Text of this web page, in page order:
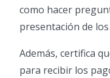
como hacer
presentación de
Además, certifica
para recibir los